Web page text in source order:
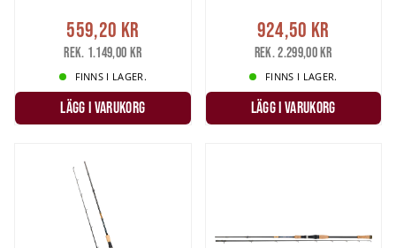
559,20 kr
Rek. 1.149,00 kr
FINNS I LAGER.
LÄGG I VARUKORG
924,50 kr
Rek. 2.299,00 kr
FINNS I LAGER.
LÄGG I VARUKORG